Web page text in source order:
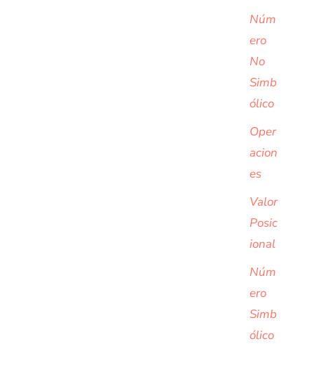
Núm
ero
No
Simb
ólico
Oper
acion
es
Valor
Posic
ional
Núm
ero
Simb
ólico